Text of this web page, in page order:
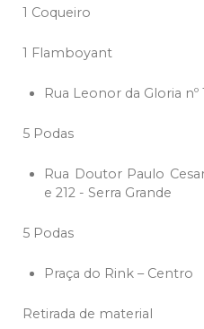
1 Coqueiro
1 Flamboyant
Rua Leonor da Gloria
5 Podas
Rua Doutor Paulo
e 212 - Serra Grande
5 Podas
Praça do Rink – Centro
Retirada de material